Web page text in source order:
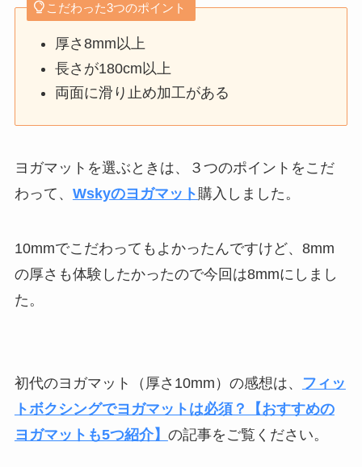
こだわった3つのポイント
厚さ8mm以上
長さが180cm以上
両面に滑り止め加工がある
ヨガマットを選ぶときは、３つのポイントをこだ
わって、 Wskyのヨガマット 購入しました。
10mmでこだわってもよかったんですけど、8mm
の厚さも体験したかったので今回は8mmにしまし
た。
初代のヨガマット（厚さ10mm）の感想は、
フィッ
トボクシングでヨガマットは必須？【おすすめの
ヨガマットも5つ紹介】 の記事をご覧ください。